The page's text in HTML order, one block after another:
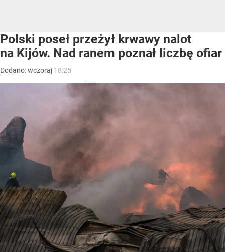
Polski poseł przeżył krwawy nalot
na Kijów. Nad ranem poznał liczbę ofiar
Dodano:wczoraj 18:25